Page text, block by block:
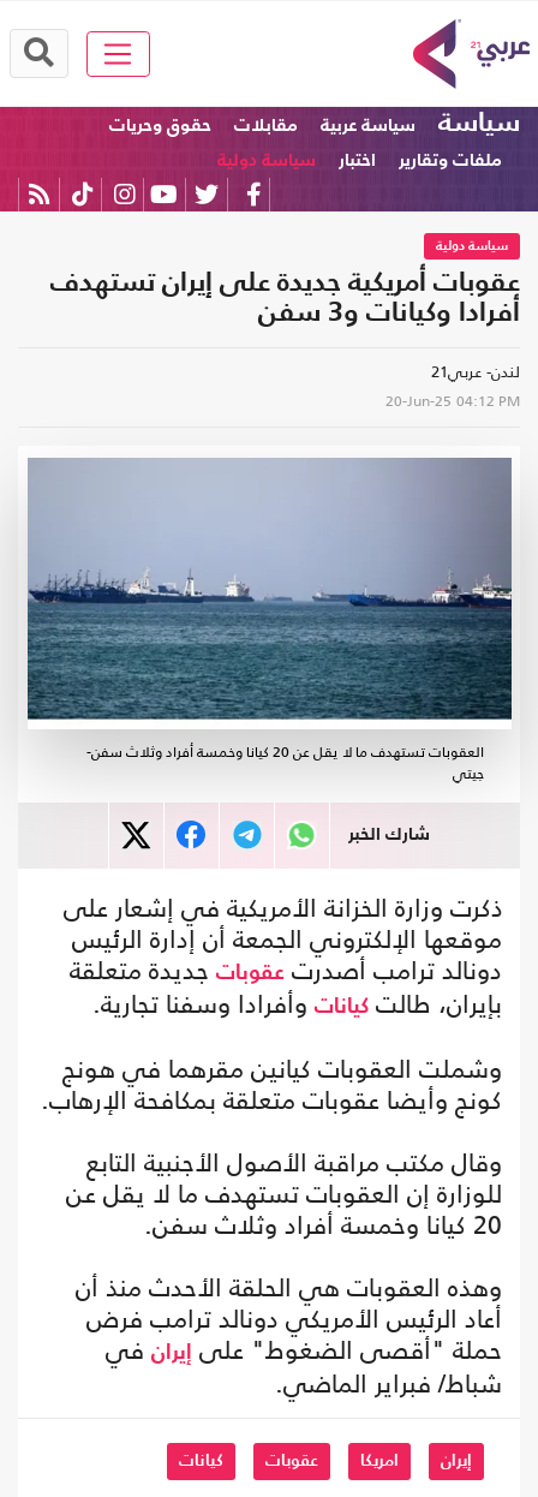
سياسة سياسة عربية مقابلات
حقوق وحريات
ملفات وتقارير
اختبار سياسة دولية
سياسة دولية
عقوبات أمريكية جديدة على إيران تستهدف
أفرادا وكيانات و3 سفن
لندن- عربي21
20-Jun-25 04:12 PM
العقوبات تستهدف ما لا يقل عن 20 كيانا وخمسة أفراد وثلاث سفن-
جيتي
شارك الخبر
ذكرت وزارة الخزانة الأمريكية في إشعار على
موقعها الإلكتروني الجمعة أن إدارة الرئيس
دونالد ترامب أصدرت عقوبات جديدة متعلقة
بإيران، طالت كيانات وأفرادا وسفنا تجارية.
وشملت العقوبات كيانين مقرهما في هونج
كونج وأيضا عقوبات متعلقة بمكافحة الإرهاب.
وقال مكتب مراقبة الأصول الأجنبية التابع
للوزارة إن العقوبات تستهدف ما لا يقل عن
20 كيانا وخمسة أفراد وثلاث سفن.
وهذه العقوبات هي الحلقة الأحدث منذ أن
أعاد الرئيس الأمريكي دونالد ترامب فرض
حملة "أقصى الضغوط" على إيران في
شباط/ فبراير الماضي.
إيران امريكا عقوبات كيانات